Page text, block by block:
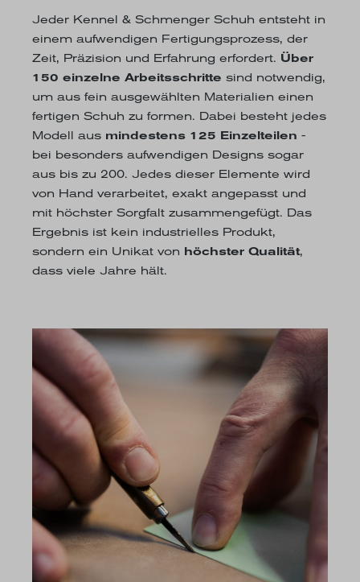
Jeder Kennel & Schmenger Schuh entsteht in
einem aufwendigen Fertigungsprozess, der
Zeit, Präzision und Erfahrung erfordert. Über
150 einzelne Arbeitsschritte sind notwendig,
um aus fein ausgewählten Materialien einen
fertigen Schuh zu formen. Dabei besteht jedes
Modell aus mindestens 125 Einzelteilen -
bei besonders aufwendigen Designs sogar
aus bis zu 200. Jedes dieser Elemente wird
von Hand verarbeitet, exakt angepasst und
mit höchster Sorgfalt zusammengefügt. Das
Ergebnis ist kein industrielles Produkt,
sondern ein Unikat von höchster Qualität,
dass viele Jahre hält.